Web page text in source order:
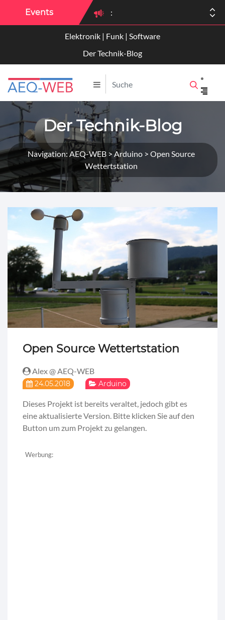
Events :
:
Elektronik | Funk | Software
Der Technik-Blog
Der Technik-Blog
Navigation: AEQ-WEB > Arduino > Open Source
Wettertstation
Open Source Wettertstation
Alex @ AEQ-WEB
24.05.2018 Arduino
Dieses Projekt ist bereits veraltet, jedoch gibt es
eine aktualisierte Version. Bitte klicken Sie auf den
Button um zum Projekt zu gelangen.
Werbung: